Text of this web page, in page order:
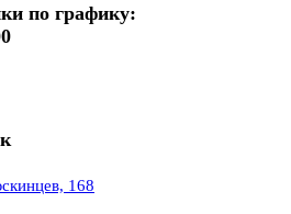
по графику:
168